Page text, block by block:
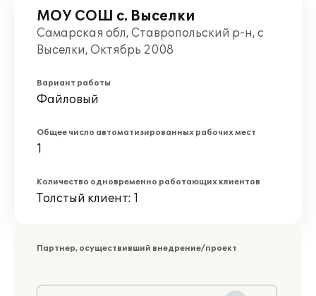
МОУ СОШ с. Выселки
Самарская обл, Ставропольский р-н, с
Выселки, Октябрь 2008
Вариант работы
Файловый
Общее число автоматизированных рабочих мест
1
Количество одновременно работающих клиентов
Толстый клиент: 1
Партнер, осуществивший внедрение/проект